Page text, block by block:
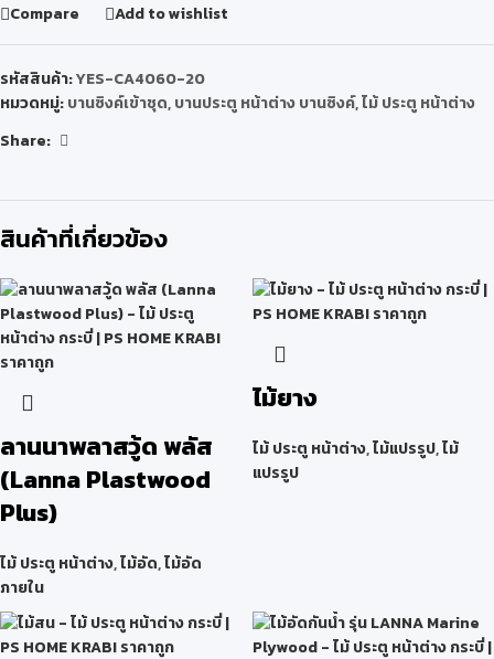
Compare
Add to wishlist
รหัสสินค้า:YES-CA4060-20
หมวดหมู่:บานซิงค์เข้าชุด,บานประตู หน้าต่าง บานซิงค์,ไม้ ประตู หน้าต่าง
Share:
สินค้าที่เกี่ยวข้อง
ลานนาพลาสวู้ด พลัส
(Lanna Plastwood
Plus)
ไม้ ประตู หน้าต่าง,ไม้อัด,ไม้อัด
ภายใน
ไม้ยาง
ไม้ ประตู หน้าต่าง,ไม้แปรรูป,ไม้
แปรรูป